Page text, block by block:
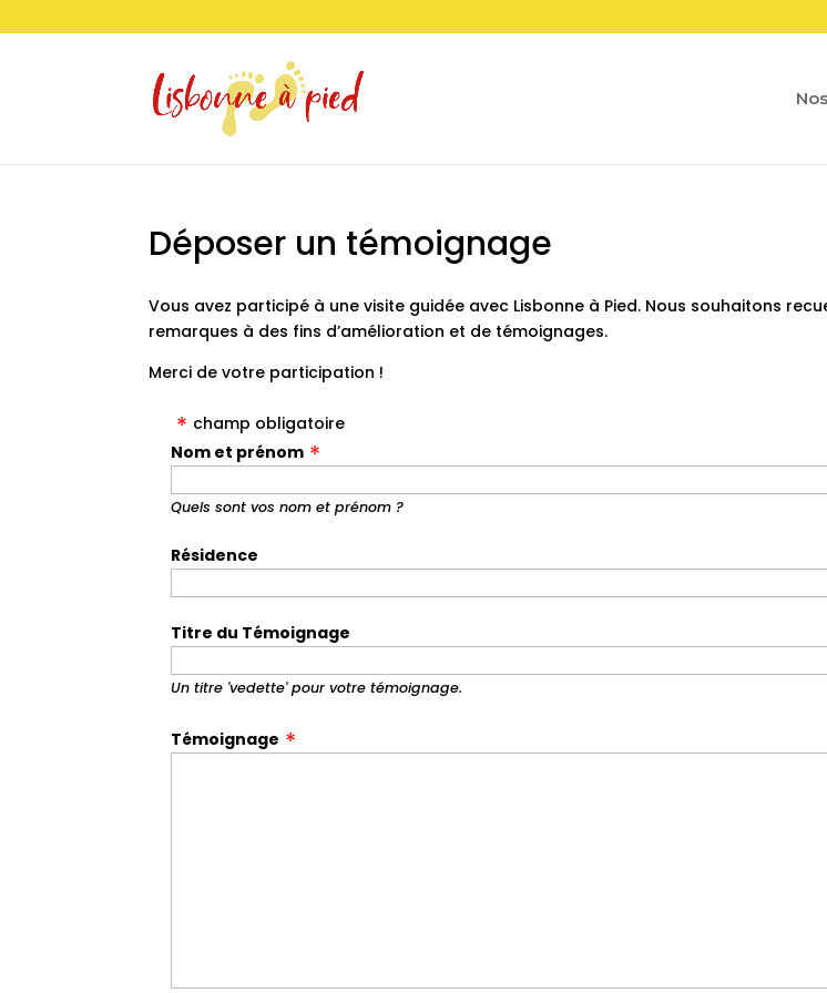
Déposer un témoignage
Vous avez participé à une visite guidée avec Lisbonne à Pied. Nous souhaitons
remarques à des fins d’amélioration et de témoignages.
Merci de votre participation !
champ obligatoire
Nom et prénom
Quels sont vos nom et prénom ?
Résidence
Titre du Témoignage
Un titre 'vedette' pour votre témoignage.
Témoignage